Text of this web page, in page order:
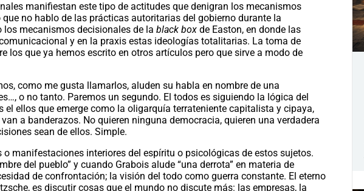
manifiestan este tipo de actitudes que denigran los mecanismos
no hablo de las prácticas autoritarias del gobierno durante la
los mecanismos decisionales de lablack box de Easton, en donde las
y en la praxis estas ideologías totalitarias. La toma de
los que ya hemos escrito en otros artículos pero que sirve a modo de
como me gusta llamarlos, aluden su habla en nombre de una
o no tanto. Paremos un segundo. El todos es siguiendo la lógica del
el ellos que emerge como la oligarquía terrateniente capitalista y cipaya,
a banderazos. No quieren ninguna democracia, quieren una verdadera
sean de ellos. Simple.
manifestaciones interiores del espíritu o psicológicas de estos sujetos.
del pueblo” y cuando Grabois alude “una derrota” en materia de
de confrontación; la visión del todo como guerra constante. El eterno
es discutir cosas que el mundo no discute más: las empresas, la